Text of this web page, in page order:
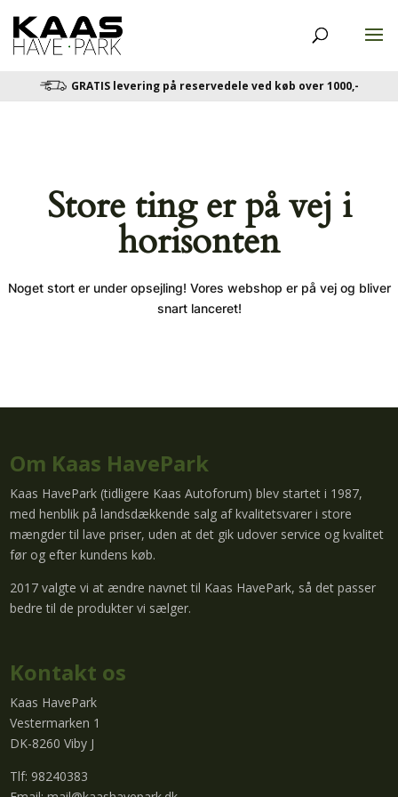
GRATIS levering på reservedele ved køb over 1000,-
Store ting er på vej i
horisonten
Noget stort er under opsejling! Vores webshop er på vej og bliver
snart lanceret!
Om Kaas HavePark
Kaas HavePark (tidligere Kaas Autoforum) blev startet i 1987,
med henblik på landsdækkende salg af kvalitetsvarer i store
mængder til lave priser, uden at det gik udover service og kvalitet
før og efter kundens køb.
2017 valgte vi at ændre navnet til Kaas HavePark, så det passer
bedre til de produkter vi sælger.
Kontakt os
Kaas HavePark
Vestermarken 1
DK-8260 Viby J
Tlf: 98240383